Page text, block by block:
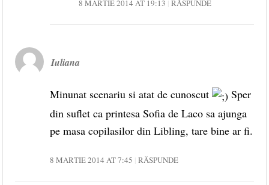
8 MARTIE 2014 AT 19:13 RĂSPUNDE
Iuliana
Minunat scenariu si atat de cunoscut
Sper
din suflet ca printesa Sofia de Laco sa ajunga
pe masa copilasilor din Libling, tare bine ar fi.
8 MARTIE 2014 AT 7:45 RĂSPUNDE